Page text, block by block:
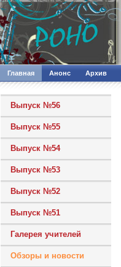
Главная Анонс Архив
Выпуск №56
Выпуск №55
Выпуск №54
Выпуск №53
Выпуск №52
Выпуск №51
Галерея учителей
Обзоры и новости